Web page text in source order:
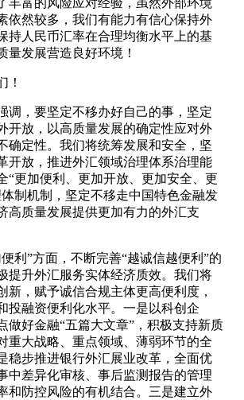
依然较多，我们有能力有信心保持外
持人民币汇率在合理均衡水平上的基
量发展营造良好环境！
！
调，要坚定不移办好自己的事，坚定
开放，以高质量发展的确定性应对外
确定性。我们将统筹发展和安全，坚
开放，推进外汇领域治理体系治理能
“更加便利、更加开放、更加安全、更
制机制，坚定不移走中国特色金融发
高质量发展提供更加有力的外汇支
利”方面，不断完善“越诚信越便利”的
提升外汇服务实体经济质效。我们将
新，赋予诚信合规主体更高便利度，
投融资便利化水平。一是以科创企
做好金融“五篇大文章”，积极支持新质
重大战略、重点领域、薄弱环节的全
稳步推进银行外汇展业改革，全面优
中差异化审核、事后监测报告的管理
和防控风险的有机结合。三是建立外